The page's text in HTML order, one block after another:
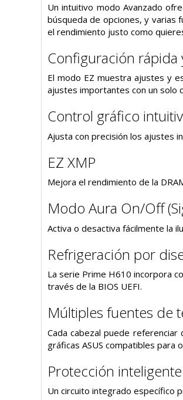
Un intuitivo modo Avanzado
búsqueda de opciones, y varias
el rendimiento justo como
Configuración rápida
El modo EZ muestra ajustes y
ajustes importantes con un solo
Control gráfico
Ajusta con precisión los ajustes
EZ XMP
Mejora el rendimiento de la
Modo Aura On/Off
Activa o desactiva fácilmente la
Refrigeración por
La serie Prime H610 incorpora
través de la BIOS UEFI.
Múltiples fuentes de
Cada cabezal puede
gráficas ASUS compatibles para
Protección inteligente
Un circuito integrado específico